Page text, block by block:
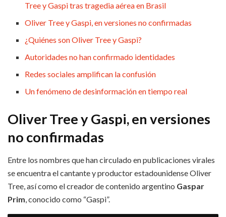
Tree y Gaspi tras tragedia aérea en Brasil
Oliver Tree y Gaspi, en versiones no confirmadas
¿Quiénes son Oliver Tree y Gaspi?
Autoridades no han confirmado identidades
Redes sociales amplifican la confusión
Un fenómeno de desinformación en tiempo real
Oliver Tree y Gaspi, en versiones
no confirmadas
Entre los nombres que han circulado en publicaciones virales
se encuentra el cantante y productor estadounidense Oliver
Tree, así como el creador de contenido argentino Gaspar
Prim, conocido como “Gaspi”.